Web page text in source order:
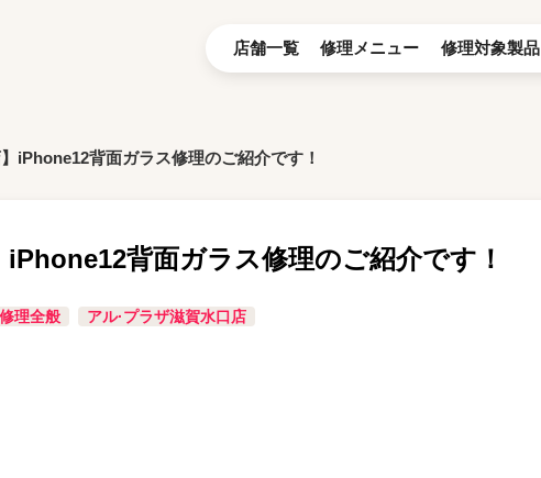
店舗一覧 修理メニュー 修理対象製品
】iPhone12背面ガラス修理のご紹介です！
iPhone12背面ガラス修理のご紹介です！
修理全般 アル·プラザ滋賀水口店